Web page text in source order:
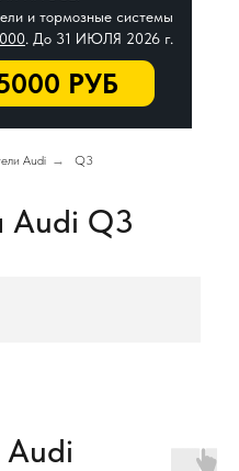
РУБ
и тормозные системы
. До 31 ИЮЛЯ 2026 г.
Audi → Q3
Audi Q3